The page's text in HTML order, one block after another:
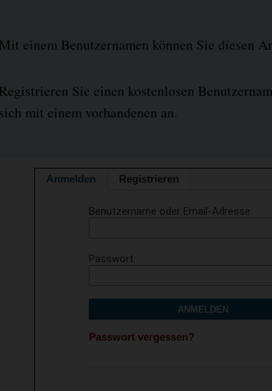
Mit einem Benutzernamen können Sie diesen
Registrieren Sie einen kostenlosen
sich mit einem vorhandenen an.
Anmelden Registrieren
Benutzername oder Email-Adresse
Passwort
ANMELDEN
Passwort vergessen?